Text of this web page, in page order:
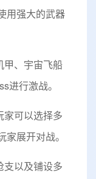
用强大的武器
甲、宇宙飞船
进行激战。
家可以选择多
展开对战。
支以及铺设多